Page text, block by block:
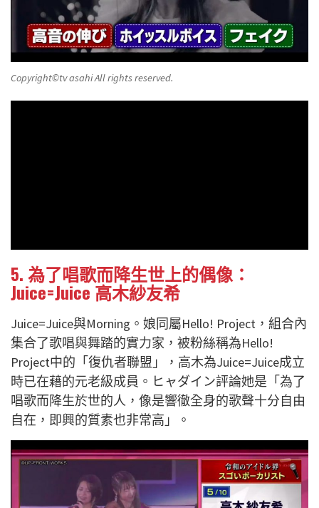
Copyright©️tv asahi All rights reserved.
5. 為了唱歌而降生世上的偶像：
Juice=Juice 高木紗友希
Juice=Juice與Morning。娘同屬Hello! Project，組合內
集合了歌唱與舞踏的實力家，被粉絲稱為Hello!
Project中的「復仇者聯盟」，高木為Juice=Juice成立
時已在藉的元老級成員。ヒャダイン評論她是「為了
唱歌而降生於世的人，像是響徹全身的歌聲十分自由
自在，即興的質素也非常高」。